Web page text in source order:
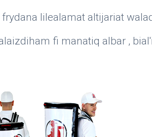
lilealamat altijariat
fi manatiq albar ,